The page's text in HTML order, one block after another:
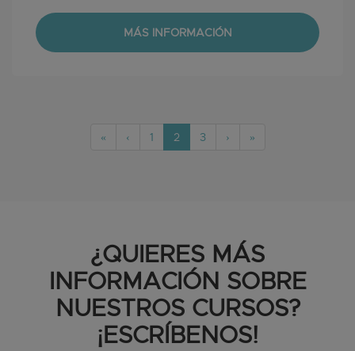
MÁS INFORMACIÓN
« ‹ 1 2 3 › »
¿QUIERES MÁS
INFORMACIÓN SOBRE
NUESTROS CURSOS?
¡ESCRÍBENOS!